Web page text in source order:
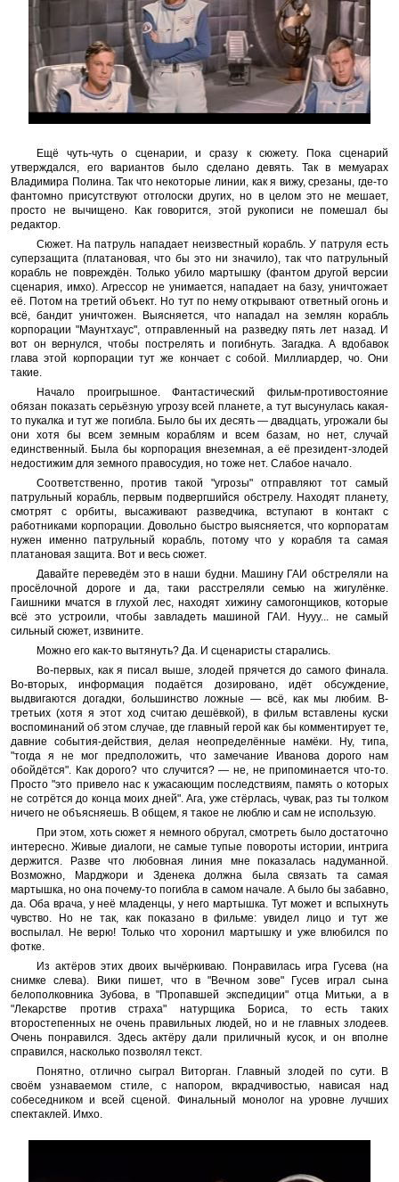
Ещё чуть-чуть о сценарии, и сразу к сюжету. Пока сценарий
утверждался, его вариантов было сделано девять. Так в мемуарах
Владимира Полина. Так что некоторые линии, как я вижу, срезаны, где-то
фантомно присутствуют отголоски других, но в целом это не мешает,
просто не вычищено. Как говорится, этой рукописи не помешал бы
редактор.
Сюжет. На патруль нападает неизвестный корабль. У патруля есть
суперзащита (платановая, что бы это ни значило), так что патрульный
корабль не повреждён. Только убило мартышку (фантом другой версии
сценария, имхо). Агрессор не унимается, нападает на базу, уничтожает
её. Потом на третий объект. Но тут по нему открывают ответный огонь и
всё, бандит уничтожен. Выясняется, что нападал на землян корабль
корпорации "Маунтхаус", отправленный на разведку пять лет назад. И
вот он вернулся, чтобы пострелять и погибнуть. Загадка. А вдобавок
глава этой корпорации тут же кончает с собой. Миллиардер, чо. Они
такие.
Начало проигрышное. Фантастический фильм-противостояние
обязан показать серьёзную угрозу всей планете, а тут высунулась какая-
то пукалка и тут же погибла. Было бы их десять — двадцать, угрожали бы
они хотя бы всем земным кораблям и всем базам, но нет, случай
единственный. Была бы корпорация внеземная, а её президент-злодей
недостижим для земного правосудия, но тоже нет. Слабое начало.
Соответственно, против такой "угрозы" отправляют тот самый
патрульный корабль, первым подвергшийся обстрелу. Находят планету,
смотрят с орбиты, высаживают разведчика, вступают в контакт с
работниками корпорации. Довольно быстро выясняется, что корпоратам
нужен именно патрульный корабль, потому что у корабля та самая
платановая защита. Вот и весь сюжет.
Давайте переведём это в наши будни. Машину ГАИ обстреляли на
просёлочной дороге и да, таки расстреляли семью на жигулёнке.
Гаишники мчатся в глухой лес, находят хижину самогонщиков, которые
всё это устроили, чтобы завладеть машиной ГАИ. Нууу... не самый
сильный сюжет, извините.
Можно его как-то вытянуть? Да. И сценаристы старались.
Во-первых, как я писал выше, злодей прячется до самого финала.
Во-вторых, информация подаётся дозировано, идёт обсуждение,
выдвигаются догадки, большинство ложные — всё, как мы любим. В-
третьих (хотя я этот ход считаю дешёвкой), в фильм вставлены куски
воспоминаний об этом случае, где главный герой как бы комментирует те,
давние события-действия, делая неопределённые намёки. Ну, типа,
"тогда я не мог предположить, что замечание Иванова дорого нам
обойдётся". Как дорого? что случится? — не, не припоминается что-то.
Просто "это привело нас к ужасающим последствиям, память о которых
не сотрётся до конца моих дней". Ага, уже стёрлась, чувак, раз ты толком
ничего не объясняешь. В общем, я такое не люблю и сам не использую.
При этом, хоть сюжет я немного обругал, смотреть было достаточно
интересно. Живые диалоги, не самые тупые повороты истории, интрига
держится. Разве что любовная линия мне показалась надуманной.
Возможно, Марджори и Зденека должна была связать та самая
мартышка, но она почему-то погибла в самом начале. А было бы забавно,
да. Оба врача, у неё младенцы, у него мартышка. Тут может и вспыхнуть
чувство. Но не так, как показано в фильме: увидел лицо и тут же
воспылал. Не верю! Только что хоронил мартышку и уже влюбился по
фотке.
Из актёров этих двоих вычёркиваю. Понравилась игра Гусева (на
снимке слева). Вики пишет, что в "Вечном зове" Гусев играл сына
белополковника Зубова, в "Пропавшей экспедиции" отца Митьки, а в
"Лекарстве против страха" натурщика Бориса, то есть таких
второстепенных не очень правильных людей, но и не главных злодеев.
Очень понравился. Здесь актёру дали приличный кусок, и он вполне
справился, насколько позволял текст.
Понятно, отлично сыграл Виторган. Главный злодей по сути. В
своём узнаваемом стиле, с напором, вкрадчивостью, нависая над
собеседником и всей сценой. Финальный монолог на уровне лучших
спектаклей. Имхо.